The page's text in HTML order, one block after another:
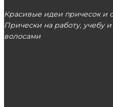
Красивые идеи причесок и
Прически на работу, учебу
волосами